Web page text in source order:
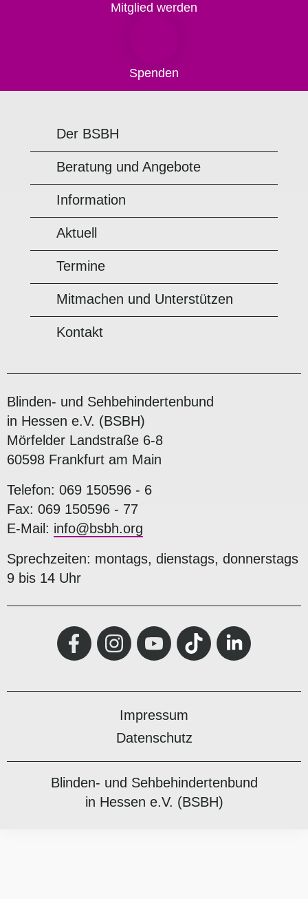
Mitglied werden
Spenden
Der BSBH
Beratung und Angebote
Information
Aktuell
Termine
Mitmachen und Unterstützen
Kontakt
Blinden- und Sehbehindertenbund
in Hessen e.V. (BSBH)
Mörfelder Landstraße 6-8
60598 Frankfurt am Main
Telefon: 069 150596 - 6
Fax: 069 150596 - 77
E-Mail: info@bsbh.org
Sprechzeiten: montags, dienstags, donnerstags
9 bis 14 Uhr
Impressum
Datenschutz
Blinden- und Sehbehindertenbund
in Hessen e.V. (BSBH)